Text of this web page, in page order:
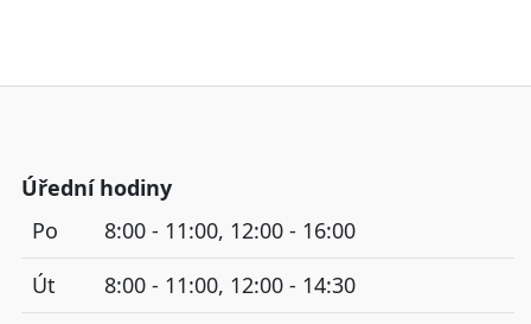
Úřední hodiny
Po
8:00 - 11:00, 12:00 - 16:00
Út
8:00 - 11:00, 12:00 - 14:30